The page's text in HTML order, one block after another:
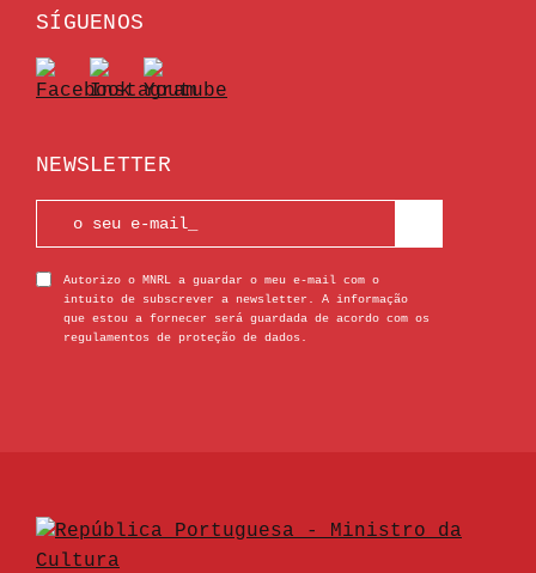
SÍGUENOS
NEWSLETTER
Autorizo o MNRL a guardar o meu e-mail com o
intuito de subscrever a newsletter. A informação
que estou a fornecer será guardada de acordo com os
regulamentos de proteção de dados.